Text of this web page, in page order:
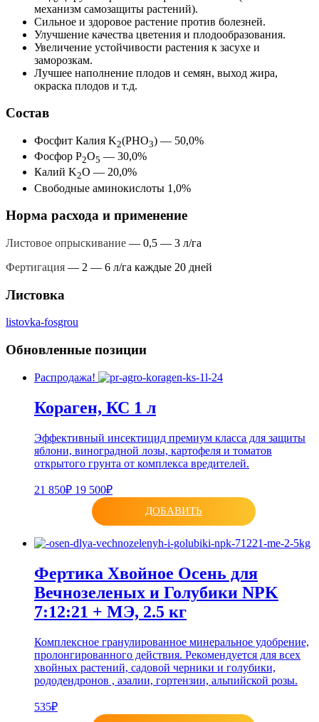
механизм самозащиты растений).
Сильное и здоровое растение против болезней.
Улучшение качества цветения и плодообразования.
Увеличение устойчивости растения к засухе и
заморозкам.
Лучшее наполнение плодов и семян, выход жира,
окраска плодов и т.д.
Состав
Фосфит Калия K2(PHO3) — 50,0%
Фосфор P2O5 — 30,0%
Калий K2O — 20,0%
Свободные аминокислоты 1,0%
Норма расхода и применение
Листовое опрыскивание — 0,5 — 3 л/га
Фертигация — 2 — 6 л/га каждые 20 дней
Листовка
listovka-fosgrou
Обновленные позиции
Распродажа!
Кораген, КС 1 л
Эффективный инсектицид премиум класса для защиты
яблони, виноградной лозы, картофеля и томатов
открытого грунта от комплекса вредителей.
21 850₽ 19 500₽
ДОБАВИТЬ
Фертика Хвойное Осень для
Вечнозеленых и Голубики NPK
7:12:21 + МЭ, 2.5 кг
Комплексное гранулированное минеральное удобрение,
пролонгированного действия. Рекомендуется для всех
хвойных растений, садовой черники и голубики,
рододендронов , азалии, гортензии, альпийской розы.
535₽